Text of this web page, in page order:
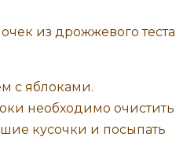
с яблоками.
необходимо очистить
кусочки и посыпать